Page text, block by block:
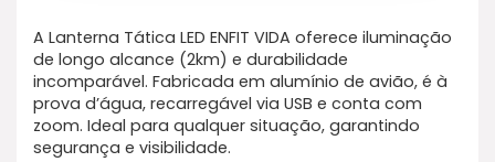
A Lanterna Tática LED ENFIT VIDA oferece iluminação
de longo alcance (2km) e durabilidade
incomparável. Fabricada em alumínio de avião, é à
prova d’água, recarregável via USB e conta com
zoom. Ideal para qualquer situação, garantindo
segurança e visibilidade.